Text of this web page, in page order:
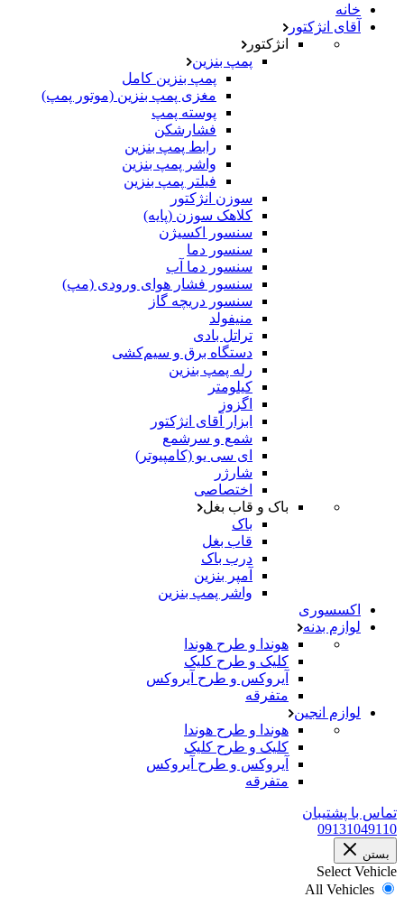
خانه
آقای انژکتور
انژکتور
پمپ بنزین
پمپ بنزین کامل
مغزی پمپ بنزین (موتور پمپ)
پوسته پمپ
فشارشکن
رابط پمپ بنزین
واشر پمپ بنزین
فیلتر پمپ بنزین
سوزن انژکتور
کلاهک سوزن (پایه)
سنسور اکسیژن
سنسور دما
سنسور دما آب
سنسور فشار هوای ورودی (مپ)
سنسور دریچه گاز
منیفولد
تراتل بادی
دستگاه برق و سیم‌کشی
رله پمپ بنزین
کیلومتر
اگزوز
ابزار آقای انژکتور
شمع و سرشمع
ای سی یو (کامپیوتر)
شارژر
اختصاصی
باک و قاب بغل
باک
قاب بغل
درب باک
آمپر بنزین
واشر پمپ بنزین
اکسسوری
لوازم بدنه
هوندا و طرح هوندا
کلیک و طرح کلیک
آیروکس و طرح آیروکس
متفرقه
لوازم انجین
هوندا و طرح هوندا
کلیک و طرح کلیک
آیروکس و طرح آیروکس
متفرقه
تماس با پشتیبان
09131049110
بستن
Select Vehicle
All Vehicles